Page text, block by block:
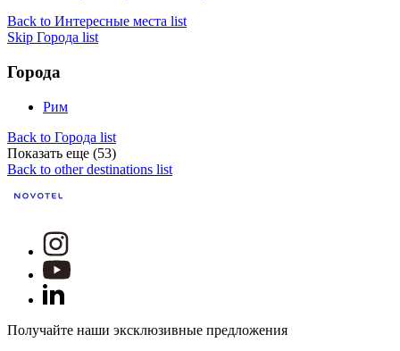
Back to Интересные места list
Skip Города list
Города
Рим
Back to Города list
Показать еще (53)
Back to other destinations list
Получайте наши эксклюзивные предложения